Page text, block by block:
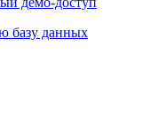
базу данных